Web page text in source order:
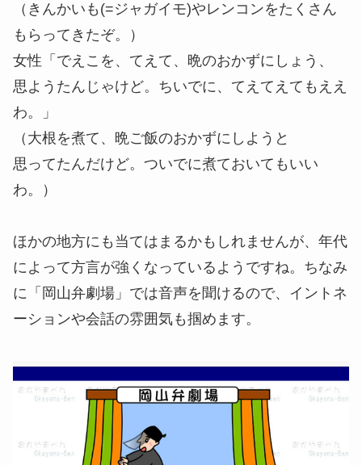
（きんかいも(=ジャガイモ)やレンコンをたくさん
もらってきたぞ。）
女性「でえこを、てえて、晩のおかずにしょう、
思ようたんじゃけど。ちいでに、てえてえてもええ
わ。」
（大根を煮て、晩ご飯のおかずにしようと
思ってたんだけど。ついでに煮ておいてもいい
わ。）
ほかの地方にも当てはまるかもしれませんが、年代
によって方言が強くなっているようですね。ちなみ
に「岡山弁劇場」では音声を聞けるので、イントネ
ーションや会話の雰囲気も掴めます。